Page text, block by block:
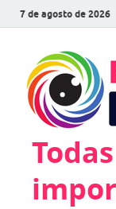
7 de agosto de 2026